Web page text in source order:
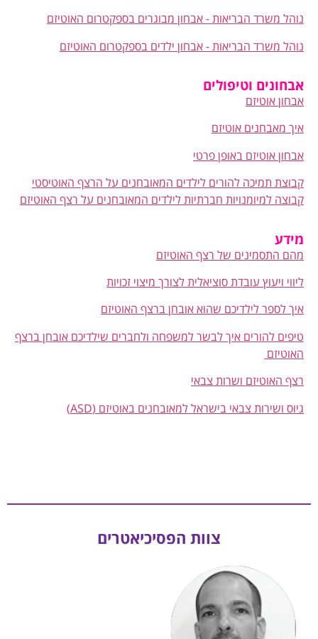
נוהל משרד הבריאות - אבחון מבוגרים בספקטרום האוטיזם
נוהל משרד הבריאות - אבחון ילדים בספקטרום האוטיזם
אבחונים וטיפולים
אבחון אוטיזם
איך מאבחנים אוטיזם
אבחון אוטיזם באופן פרטי
קבוצת תמיכה להורים לילדים המאובחנים על הרצף האוטיסטי
קבוצה למיומנויות חברתיות לילדים המאובחנים על רצף האוטיזם
מידע
מהם התסמינים של רצף האוטיזם
ליווי ויעוץ עובדת סוציאלית לצורך מיצוי זכויות
איך לספר לילדיכם שהוא אובחן ברצף האוטיזם
טיפים להורים איך לבשר למשפחה ולחברים שילדיכם אובחן ברצף
האוטיזם
רצף האוטיזם ושרות צבאי
גיוס ושירות צבאי בישראל למאובחנים באוטיזם (ASD)
צוות הפסיכיאטרים